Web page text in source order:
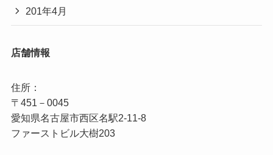
201年4月
店舗情報
住所：
〒451－0045
愛知県名古屋市西区名駅2‐11‐8
ファーストビル大樹203